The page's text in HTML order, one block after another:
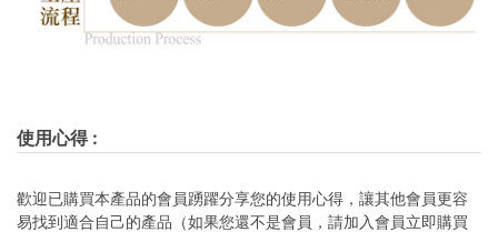
使用心得:
歡迎已購買本產品的會員踴躍分享您的使用心得，讓其他會員更容
易找到適合自己的產品（如果您還不是會員，請加入會員立即購買